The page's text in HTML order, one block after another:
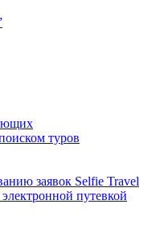
туров
заявок Selfie Travel
путевкой